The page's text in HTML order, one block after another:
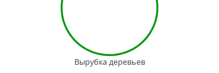
Вырубка деревьев